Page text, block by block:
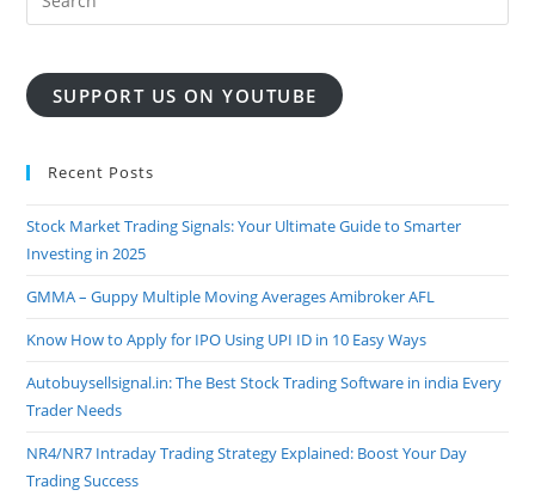
SUPPORT US ON YOUTUBE
Recent Posts
Stock Market Trading Signals: Your Ultimate Guide to Smarter
Investing in 2025
GMMA – Guppy Multiple Moving Averages Amibroker AFL
Know How to Apply for IPO Using UPI ID in 10 Easy Ways
Autobuysellsignal.in: The Best Stock Trading Software in india Every
Trader Needs
NR4/NR7 Intraday Trading Strategy Explained: Boost Your Day
Trading Success